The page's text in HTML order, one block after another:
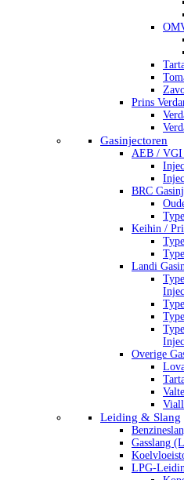
Prins
Gasinjectoren
AEB / VGI
BRC
Keihin /
Landi
Overige
Leiding & Slang
Gasslang
LPG-